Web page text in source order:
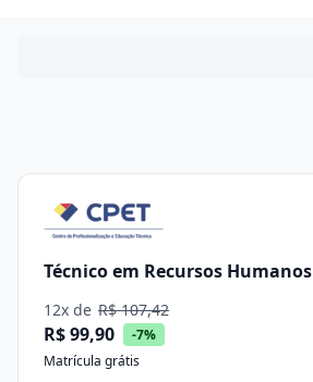
Técnico em Recursos Humanos
12x de R$ 107,42
R$ 99,90
-7%
Matrícula grátis